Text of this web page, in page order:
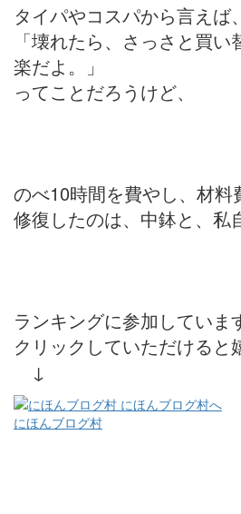
タイパやコスパから言えば、
「壊れたら、さっさと買
楽だよ。」
ってことだろうけど、
のべ10時間を費やし、材料
修復したのは、中鉢と、私
ランキングに参加していま
クリックしていただけると
↓
にほんブログ村